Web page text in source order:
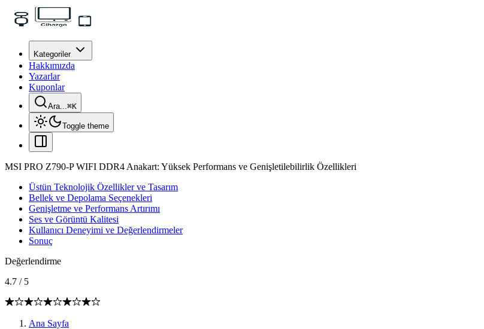
Kategoriler
Hakkımızda
Yazarlar
Kuponlar
Ara...⌘K
Toggle theme
MSI PRO Z790-P WIFI DDR4 Anakart: Yüksek Performans ve Genişletilebilirlik Özellikleri
Üstün Teknolojik Özellikler ve Tasarım
Bellek ve Depolama Seçenekleri
Genişletme ve Performans Artırımı
Ses ve Görüntü Kalitesi
Kullanıcı Deneyimi ve Değerlendirmeler
Sonuç
Değerlendirme
4.7 / 5
Ana Sayfa